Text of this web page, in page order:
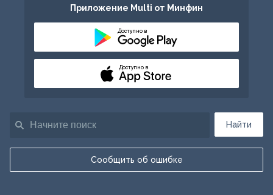
Найти
Сообщить об ошибке
Приложение Multi от Минфин
Доступно в
Доступно в